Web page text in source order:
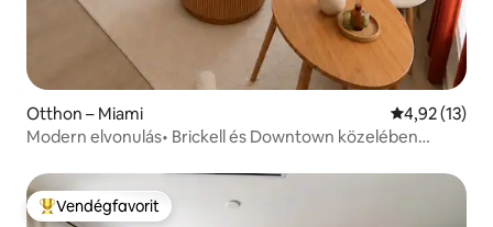
Otthon – Miami Átlagos
4,92 (13)
Modern elvonulás• Brickell és Downtown közelében
Kiemelt vendégfavorit
Vendégfavorit